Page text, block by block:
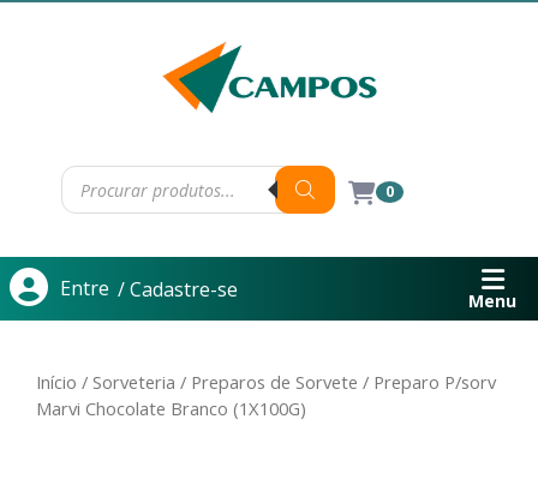
0
Entre / Cadastre-se Menu
Início / Sorveteria / Preparos de Sorvete / Preparo P/sorv
Marvi Chocolate Branco (1X100G)